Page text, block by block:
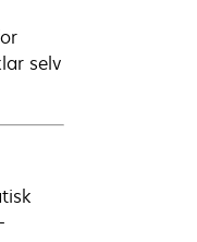
selv